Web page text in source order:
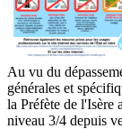
Au vu du
générales et
la Préfète de l'Isère
niveau 3/4 depuis